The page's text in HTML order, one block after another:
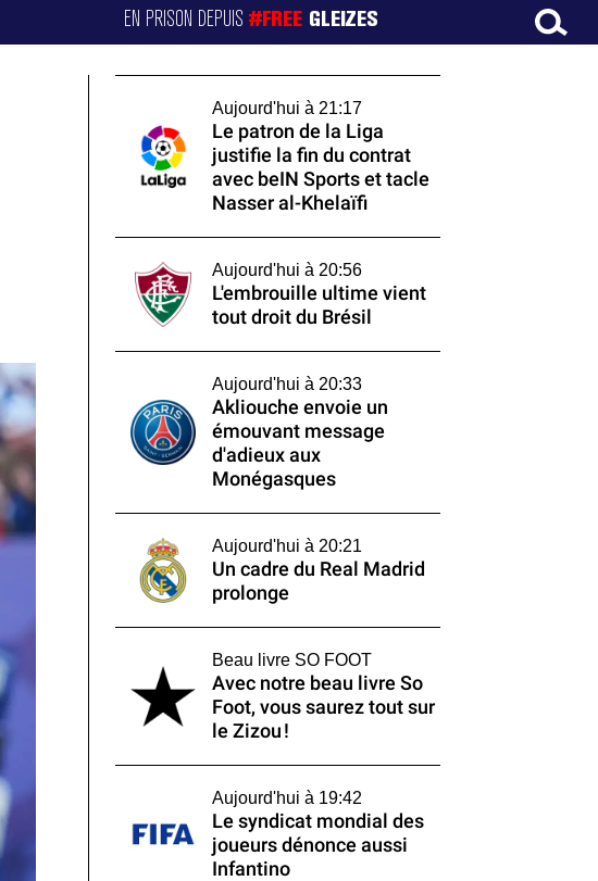
EN PRISON DEPUIS#FREE GLEIZES
Aujourd'hui à 21:17
Le patron de la Liga
justifie la fin du contrat
avec beIN Sports et tacle
Nasser al-Khelaïfi
Aujourd'hui à 20:56
L'embrouille ultime vient
tout droit du Brésil
Aujourd'hui à 20:33
Akliouche envoie un
émouvant message
d'adieux aux
Monégasques
Aujourd'hui à 20:21
Un cadre du Real Madrid
prolonge
Beau livre SO FOOT
Avec notre beau livre So
Foot, vous saurez tout sur
le Zizou !
Aujourd'hui à 19:42
Le syndicat mondial des
joueurs dénonce aussi
Infantino